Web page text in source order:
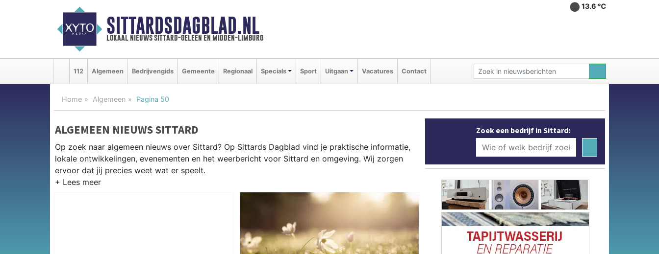
SITTARDSDAGBLAD.NL
lokaal nieuws sittard-geleen en midden-limburg
13.6 ℃
112 Algemeen Bedrijvengids Gemeente Regionaal Specials Sport Uitgaan Vacatures Contact
Home Algemeen Pagina 50
ALGEMEEN NIEUWS SITTARD
Op zoek naar algemeen nieuws over Sittard? Op Sittards Dagblad vind je praktische informatie,
lokale ontwikkelingen, evenementen en het weerbericht voor Sittard en omgeving. Wij zorgen
ervoor dat jij precies weet wat er speelt.
Van werkzaamheden op de A2 en de Chemelot-campus tot evenementen als Carnaval en het
Zoek een bedrijf in Sittard: